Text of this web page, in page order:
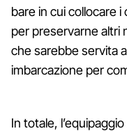
bare in cui collocare
per preservarne altri
che sarebbe servita
imbarcazione per
In totale, l’equipaggio